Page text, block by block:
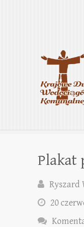
Plakat
Ryszard
20